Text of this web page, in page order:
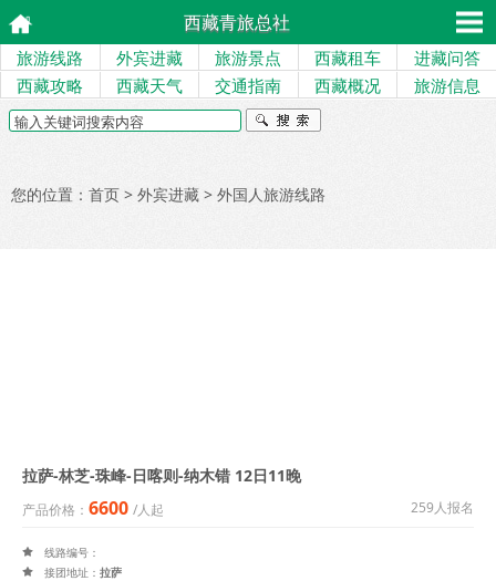
西藏青旅总社
旅游线路 外宾进藏 旅游景点 西藏租车
进藏问答
西藏攻略
西藏天气 交通指南 西藏概况 旅游信息
您的位置： 首页 > 外宾进藏 > 外国人旅游线路
拉萨-林芝-珠峰-日喀则-纳木错 12日11晚
产品价格： 6600 /人起 259人报名
 线路编号：
 接团地址： 拉萨